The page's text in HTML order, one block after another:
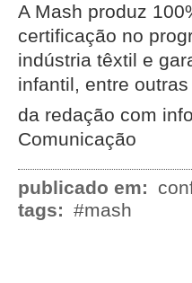
A Mash produz
certificação no
indústria têxtil e
infantil, entre
da redação com
Comunicação
publicado em:
tags: #mash